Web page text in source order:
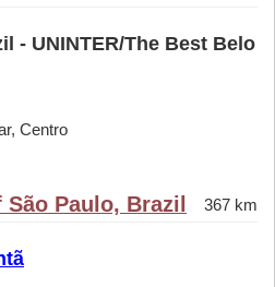
- UNINTER/The Best Belo
Centro
Paulo, Brazil 367 km